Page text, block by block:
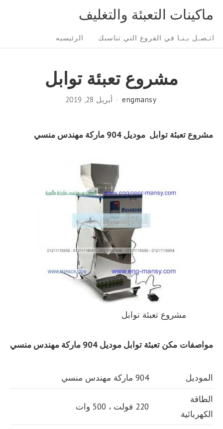
content
ماكينات التعبئة والتغليف
Site
Navigation
اتـصـل بـنـا في الفروع التي تناسبك الرئيسيه
مشروع تعبئة توابل
engmansy أبريل 28, 2019
مشروع تعبئة توابل موديل 904 ماركة مهندس منسي
مشروع تعبئة توابل
مواصفات مكن تعبئة توابل موديل 904 ماركة مهندس منسي
الموديل
904 ماركة مهندس منسي
الطاقة
الكهربائية
220 فولت ، 500 وات